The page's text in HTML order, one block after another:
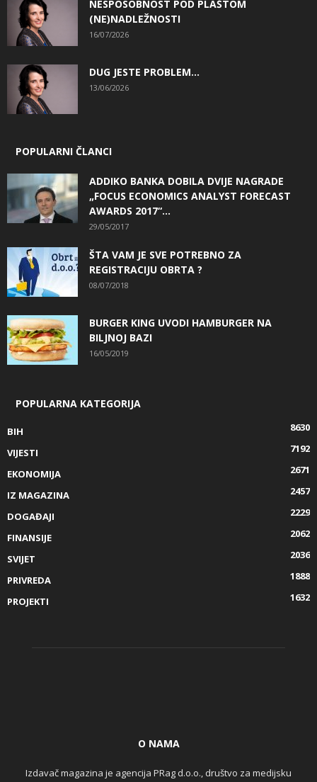
NESPOSOBNOST POD PLAŠTOM
(NE)NADLEŽNOSTI
16/07/2026
DUG JESTE PROBLEM…
13/06/2026
POPULARNI ČLANCI
ADDIKO BANKA DOBILA DVIJE NAGRADE
„FOCUS ECONOMICS ANALYST FORECAST
AWARDS 2017“...
29/05/2017
ŠTA VAM JE SVE POTREBNO ZA
REGISTRACIJU OBRTA ?
08/07/2018
BURGER KING UVODI HAMBURGER NA
BILJNOJ BAZI
16/05/2019
POPULARNA KATEGORIJA
BIH
8630
VIJESTI
7192
EKONOMIJA
2671
IZ MAGAZINA
2457
DOGAĐAJI
2229
FINANSIJE
2062
SVIJET
2036
PRIVREDA
1888
PROJEKTI
1632
O NAMA
Izdavač magazina je agencija PRag d.o.o., društvo za medijsku